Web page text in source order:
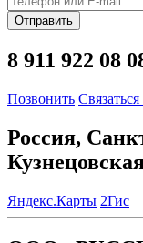
Отправить
8 911 922 08
Позвонить
Россия,
Яндекс.Карты 2Гис